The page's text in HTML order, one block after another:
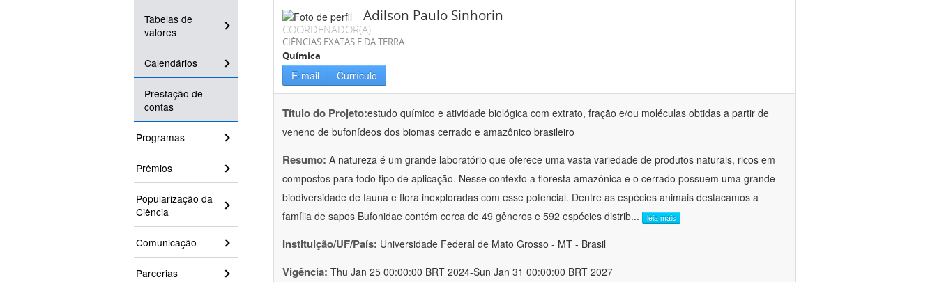
Tabelas de
valores
Calendários
Prestação de
contas
Programas
Prêmios
Popularização da
Ciência
Comunicação
Parcerias
Adilson Paulo Sinhorin
COORDENADOR(A)
CIÊNCIAS EXATAS E DA TERRA
Química
E-mail Currículo
Título do Projeto:estudo químico e atividade biológica com extrato, fração e/ou moléculas obtidas a partir de
veneno de bufonídeos dos biomas cerrado e amazônico brasileiro
Resumo: A natureza é um grande laboratório que oferece uma vasta variedade de produtos naturais, ricos em
compostos para todo tipo de aplicação. Nesse contexto a floresta amazônica e o cerrado possuem uma grande
biodiversidade de fauna e flora inexploradas com esse potencial. Dentre as espécies animais destacamos a
família de sapos Bufonidae contém cerca de 49 gêneros e 592 espécies distrib... leia mais
Instituição/UF/País: Universidade Federal de Mato Grosso - MT - Brasil
Vigência: Thu Jan 25 00:00:00 BRT 2024-Sun Jan 31 00:00:00 BRT 2027